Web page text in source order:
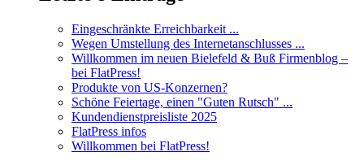
Eingeschränkte Erreichbarkeit ...
Wegen Umstellung des Internetanschlusses ...
Willkommen im neuen Bielefeld & Buß Firmenblog –
bei FlatPress!
Produkte von US-Konzernen?
Schöne Feiertage, einen "Guten Rutsch" ...
Kundendienstpreisliste 2025
FlatPress infos
Willkommen bei FlatPress!